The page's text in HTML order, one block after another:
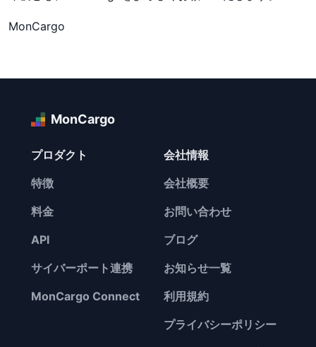
MonCargo
MonCargo
プロダクト
特徴
料金
API
サイバーポート連携
MonCargo Connect
会社情報
会社概要
お問い合わせ
ブログ
お知らせ一覧
利用規約
プライバシーポリシー